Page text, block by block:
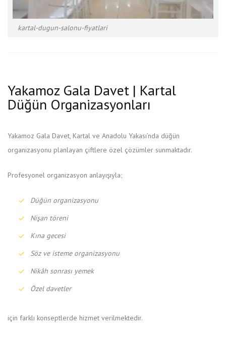
kartal-dugun-salonu-fiyatlari
Yakamoz Gala Davet | Kartal
Düğün Organizasyonları
Yakamoz Gala Davet, Kartal ve Anadolu Yakası’nda düğün
organizasyonu planlayan çiftlere özel çözümler sunmaktadır.
Profesyonel organizasyon anlayışıyla;
Düğün organizasyonu
Nişan töreni
Kına gecesi
Söz ve isteme organizasyonu
Nikâh sonrası yemek
Özel davetler
için farklı konseptlerde hizmet verilmektedir.